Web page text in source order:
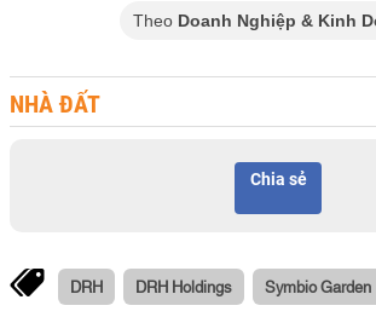
Theo Doanh Nghiệp & Kinh
NHÀ ĐẤT
Chia sẻ
DRH DRH Holdings Symbio Garden